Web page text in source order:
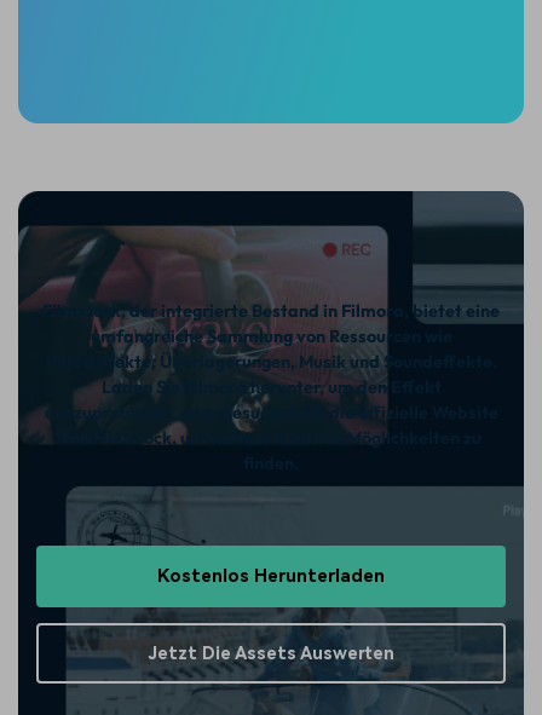
Filmstock, der integrierte Bestand in Filmora, bietet eine
umfangreiche Sammlung von Ressourcen wie
Videoeffekte, Überlagerungen, Musik und Soundeffekte.
Laden Sie Filmora herunter, um den Effekt
auszuprobieren, oder besuchen Sie die offizielle Website
von Filmstock, um weitere kreative Möglichkeiten zu
Kostenlos Herunterladen
Jetzt Die Assets Auswerten